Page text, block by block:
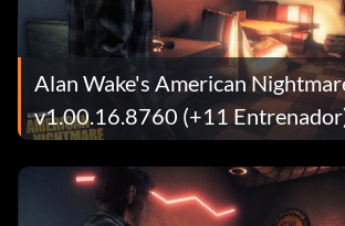
Alan Wake's American
v1.00.16.8760 (+11